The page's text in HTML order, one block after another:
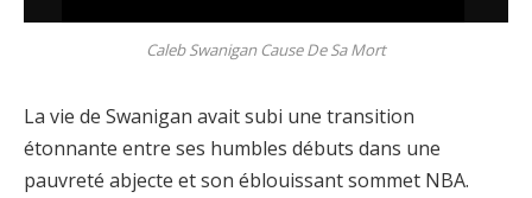
Caleb Swanigan Cause De Sa Mort
La vie de Swanigan avait subi une transition
étonnante entre ses humbles débuts dans une
pauvreté abjecte et son éblouissant sommet NBA.